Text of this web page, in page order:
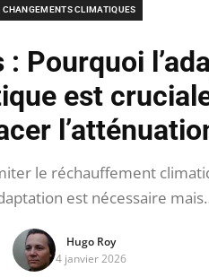
CHANGEMENTS CLIMATIQUES
Pourquoi
est
le réchauffement
est nécessaire
Hugo Roy
4 janvier 2026